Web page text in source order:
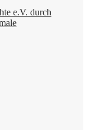
e.V. durch